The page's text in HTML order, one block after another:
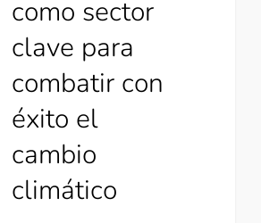
como sector
clave para
combatir con
éxito el
cambio
climático